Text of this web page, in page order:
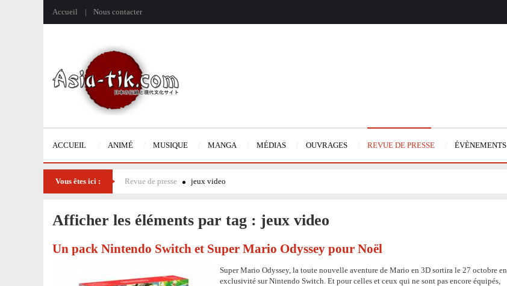
Accueil Nous contacter
ACCUEIL ANIMÉ MUSIQUE MANGA MÉDIAS OUVRAGES REVUE DE PRESSE ÉVÈNEMENTS
Vous êtes ici : Revue de presse jeux video
Afficher les éléments par tag : jeux video
Un pack Nintendo Switch et Super Mario Odyssey pour Noël
Super Mario Odyssey, la toute nouvelle aventure de Mario en 3D sortira le 27 octobre en
exclusivité sur Nintendo Switch. Et pour celles et ceux qui ne sont pas encore équipés,